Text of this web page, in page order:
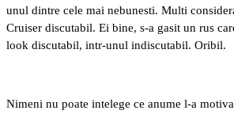
unul dintre cele mai nebunesti. Multi
Cruiser discutabil. Ei bine, s-a gasit un rus
look discutabil, intr-unul indiscutabil. Oribil.
Nimeni nu poate intelege ce anume l-a